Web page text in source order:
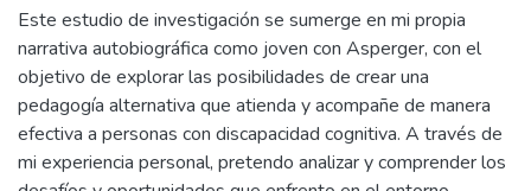
Este estudio de investigación se sumerge en mi propia
narrativa autobiográfica como joven con Asperger, con el
objetivo de explorar las posibilidades de crear una
pedagogía alternativa que atienda y acompañe de manera
efectiva a personas con discapacidad cognitiva. A través de
mi experiencia personal, pretendo analizar y comprender los